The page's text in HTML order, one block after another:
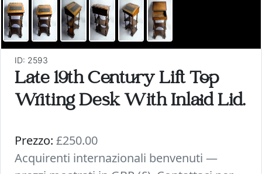
ID: 2593
Late 19th Century Lift Top
Writing Desk With Inlaid Lid.
Prezzo: £250.00
Acquirenti internazionali benvenuti —